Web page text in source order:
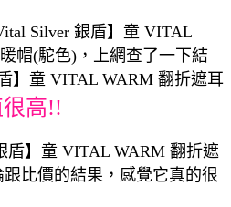
Silver 銀盾】童 VITAL
帽(駝色)，上網查了一下結
】童 VITAL WARM 翻折遮耳
很高!!
盾】童 VITAL WARM 翻折遮
比價的結果，感覺它真的很